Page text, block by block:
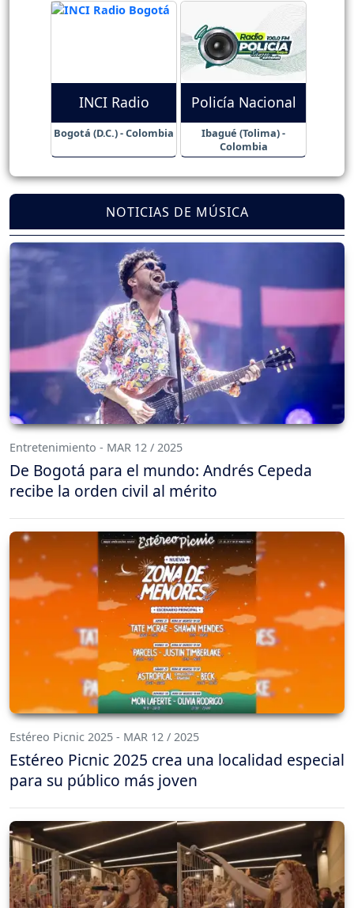
INCI Radio
Bogotá (D.C.) - Colombia
Policía Nacional
Ibagué (Tolima) -
Colombia
NOTICIAS DE MÚSICA
Entretenimiento - MAR 12 / 2025
De Bogotá para el mundo: Andrés Cepeda
recibe la orden civil al mérito
Estéreo Picnic 2025 - MAR 12 / 2025
Estéreo Picnic 2025 crea una localidad especial
para su público más joven